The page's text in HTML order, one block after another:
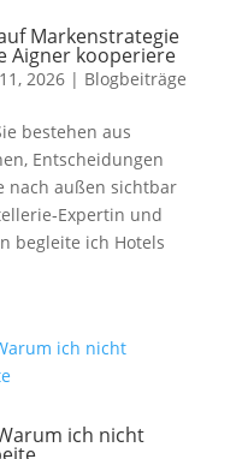
Markenstrategie
Aigner kooperiere
2026| Blogbeiträge
bestehen aus
Entscheidungen
nach außen sichtbar
und
begleite ich Hotels
ich nicht